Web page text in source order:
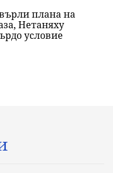
плана на
Нетаняху
условие